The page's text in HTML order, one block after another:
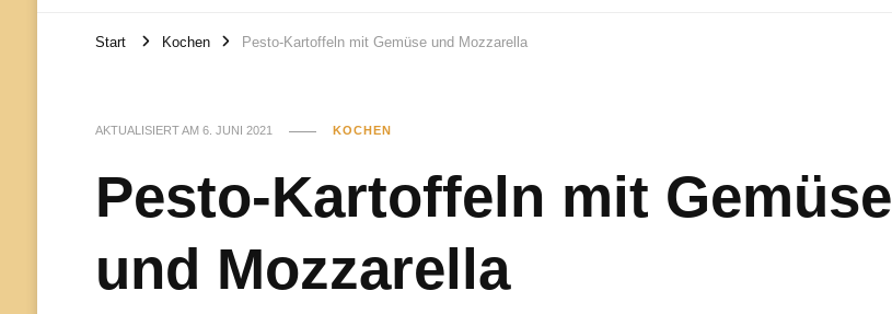
Start Kochen Pesto-Kartoffeln mit Gemüse und Mozzarella
AKTUALISIERT AM 6. JUNI 2021 KOCHEN
Pesto-Kartoffeln mit Gemüse
und Mozzarella